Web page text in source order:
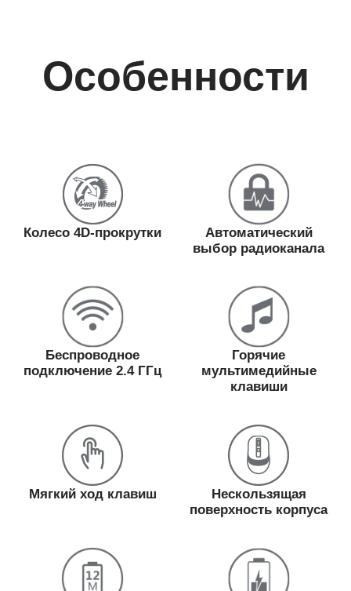
Особенности
Колесо 4D-прокрутки
Автоматический
выбор радиоканала
Беспроводное
подключение 2.4 ГГц
Горячие
мультимедийные
клавиши
Мягкий ход клавиш
Нескользящая
поверхность корпуса